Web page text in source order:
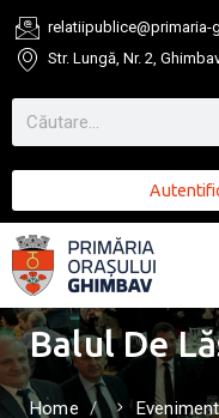
relatiipublice@primaria-
Str. Lungă, Nr. 2,
Balul De
Home